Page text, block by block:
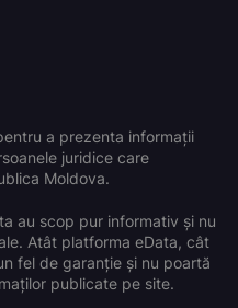
a prezenta informații
juridice care
Moldova.
au scop pur informativ și nu
Atât platforma eData, cât
fel de garanție și nu poartă
publicate pe site.